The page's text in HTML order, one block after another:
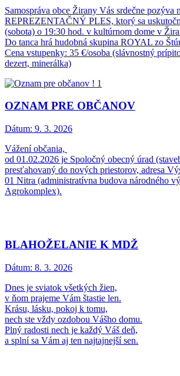
Samospráva obce Žirany Vás srdečne pozýva
REPREZENTAČNÝ PLES, ktorý sa
(sobota) o 19:30 hod. v kultúrnom dome v
Do tanca hrá hudobná skupina ROYAL zo
Cena vstupenky: 35 €/osoba (slávnostný
dezert, minerálka)
OZNAM PRE OBČANOV
Dátum: 9. 3. 2026
Vážení občania,
od 01.02.2026 je Spoločný obecný úrad
presťahovaný do nových priestorov, adresa
01 Nitra (administratívna budova národného
Agrokomplex).
BLAHOŽELANIE K MDŽ
Dátum: 8. 3. 2026
Dnes je sviatok všetkých žien,
v ňom prajeme Vám štastie len.
Krásu, lásku, pokoj k tomu,
nech ste vždy ozdobou Vášho domu.
Plný radosti nech je každý Váš deň,
a splní sa Vám aj ten najtajnejší sen.